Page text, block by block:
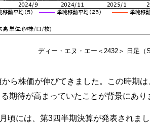
ディー・エヌ・エー＜2432＞ 日足（
ら株価が伸びてきました。この時期
期待が高まっていたことが背景にあり
頃には、第3四半期決算が発表されま